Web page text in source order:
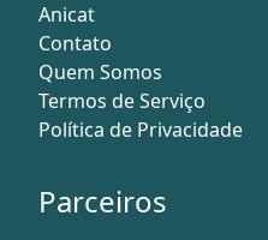
Anicat
Contato
Quem Somos
Termos de Serviço
Política de Privacidade
Parceiros